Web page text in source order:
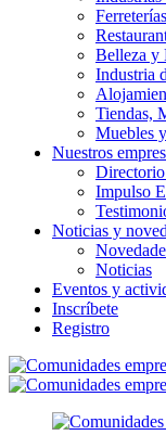
Ferreterías
Belleza y
Industria
Tiendas,
Muebles
Nuestros
Impulso
Noticias y
Noticias
Eventos y
Inscríbete
Registro